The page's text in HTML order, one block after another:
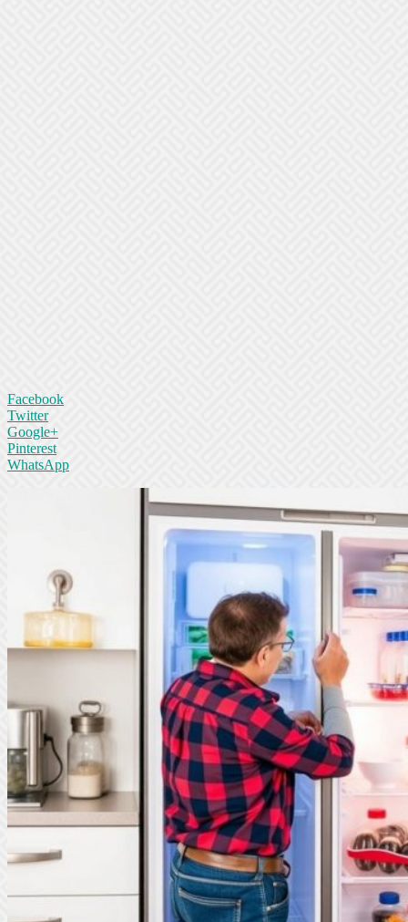
Facebook
Twitter
Google+
Pinterest
WhatsApp